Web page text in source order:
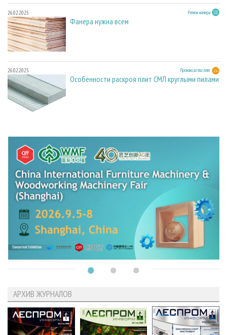
26.02.2025 Регион номера
Фанера нужна всем
26.02.2025 Производство плит
Особенности раскроя плит СМЛ круглыми пилами
АРХИВ ЖУРНАЛОВ